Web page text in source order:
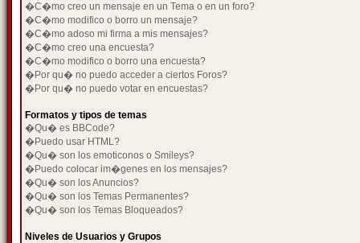
�C�mo creo un mensaje en un Tema o en un foro?
�C�mo modifico o borro un mensaje?
�C�mo adoso mi firma a mis mensajes?
�C�mo creo una encuesta?
�C�mo modifico o borro una encuesta?
�Por qu� no puedo acceder a ciertos Foros?
�Por qu� no puedo votar en encuestas?
Formatos y tipos de temas
�Qu� es BBCode?
�Puedo usar HTML?
�Qu� son los emoticonos o Smileys?
�Puedo colocar im�genes en los mensajes?
�Qu� son los Anuncios?
�Qu� son los Temas Permanentes?
�Qu� son los Temas Bloqueados?
Niveles de Usuarios y Grupos